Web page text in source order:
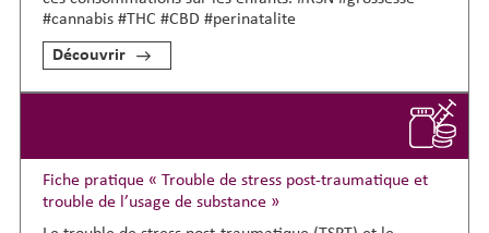
#cannabis #THC #CBD #perinatalite
Découvrir
Fiche pratique « Trouble de stress post-traumatique et
trouble de l’usage de substance »